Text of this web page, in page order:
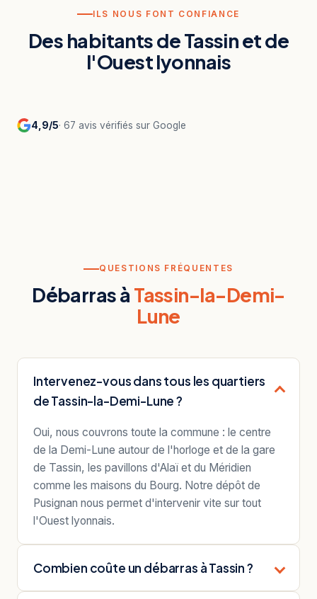
ILS NOUS FONT CONFIANCE
Des habitants de Tassin et de
l'Ouest lyonnais
4,9/5· 67 avis vérifiés sur Google
QUESTIONS FRÉQUENTES
Débarras à Tassin-la-Demi-
Lune
Intervenez-vous dans tous les quartiers
de Tassin-la-Demi-Lune ?
Oui, nous couvrons toute la commune : le centre
de la Demi-Lune autour de l'horloge et de la gare
de Tassin, les pavillons d'Alaï et du Méridien
comme les maisons du Bourg. Notre dépôt de
Pusignan nous permet d'intervenir vite sur tout
l'Ouest lyonnais.
Combien coûte un débarras à Tassin ?